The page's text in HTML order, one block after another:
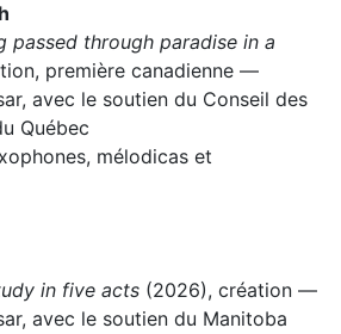
passed through paradise in a
première canadienne —
avec le soutien du Conseil des
Québec
mélodicas et
in five acts (2026), création —
avec le soutien du Manitoba